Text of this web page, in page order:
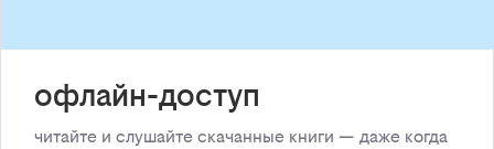
офлайн-доступ
читайте и слушайте скачанные книги — даже когда